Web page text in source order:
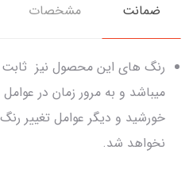
ضمانت مشخصات
رنگ های این محصول نیز ثابت
میباشد و به مرور زمان در
خورشید و دیگر عوامل تغییر
نخواهد شد.